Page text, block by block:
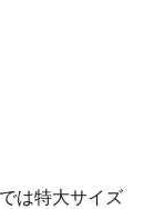
は特大サイズ